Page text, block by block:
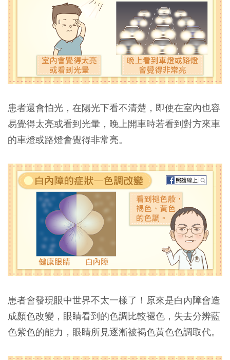
患者還會怕光，在陽光下看不清楚，即使在室內也容
易覺得太亮或看到光暈，晚上開車時若看到對方來車
的車燈或路燈會覺得非常亮。
患者會發現眼中世界不太一樣了！原來是白內障會造
成顏色改變，眼睛看到的色調比較褪色，失去分辨藍
色紫色的能力，眼睛所見逐漸被褐色黃色色調取代。